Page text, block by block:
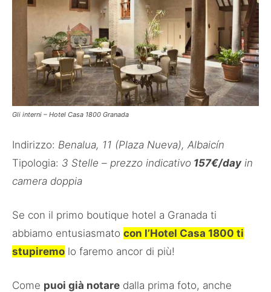
Gli interni – Hotel Casa 1800 Granada
Indirizzo: Benalua, 11 (Plaza Nueva), Albaicín
Tipologia: 3 Stelle – prezzo indicativo 157€/day in
camera doppia
Se con il primo boutique hotel a Granada ti
abbiamo entusiasmato con l’Hotel Casa 1800 ti
stupiremo lo faremo ancor di più!
Come puoi già notare dalla prima foto, anche